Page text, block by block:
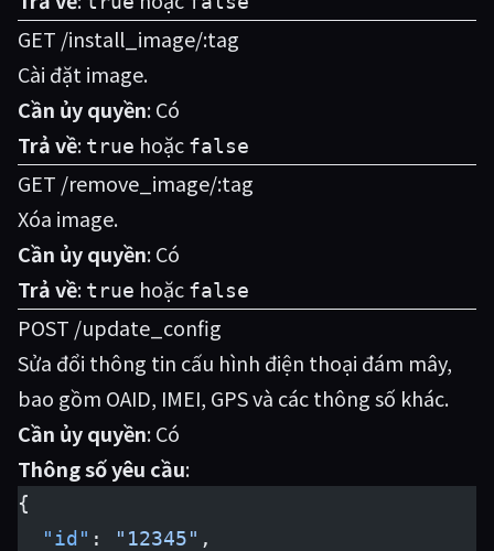
GET /install_image/:tag
Cài đặt image.
Cần ủy quyền: Có
Trả về: true hoặc false
GET /remove_image/:tag
Xóa image.
Cần ủy quyền: Có
Trả về: true hoặc false
POST /update_config
Sửa đổi thông tin cấu hình điện thoại đám mây,
bao gồm OAID, IMEI, GPS và các thông số khác.
Cần ủy quyền: Có
Thông số yêu cầu:
{
  "id"
: "12345" ,